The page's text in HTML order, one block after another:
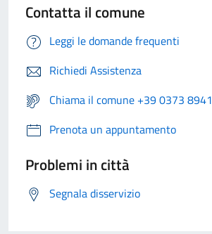
Contatta il comune
Leggi le domande frequenti
Richiedi Assistenza
Chiama il comune +39 0373 8941
Prenota un appuntamento
Problemi in città
Segnala disservizio